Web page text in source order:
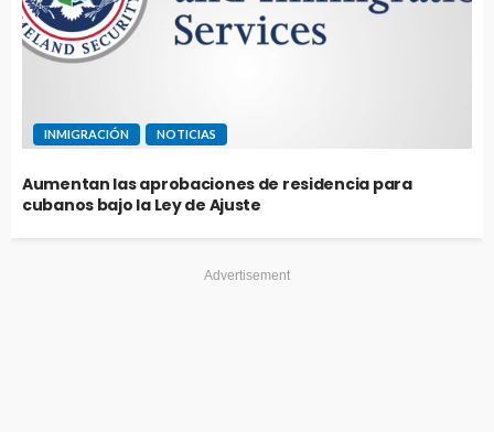
INMIGRACIÓN NOTICIAS
Aumentan las aprobaciones de residencia para
cubanos bajo la Ley de Ajuste
Advertisement